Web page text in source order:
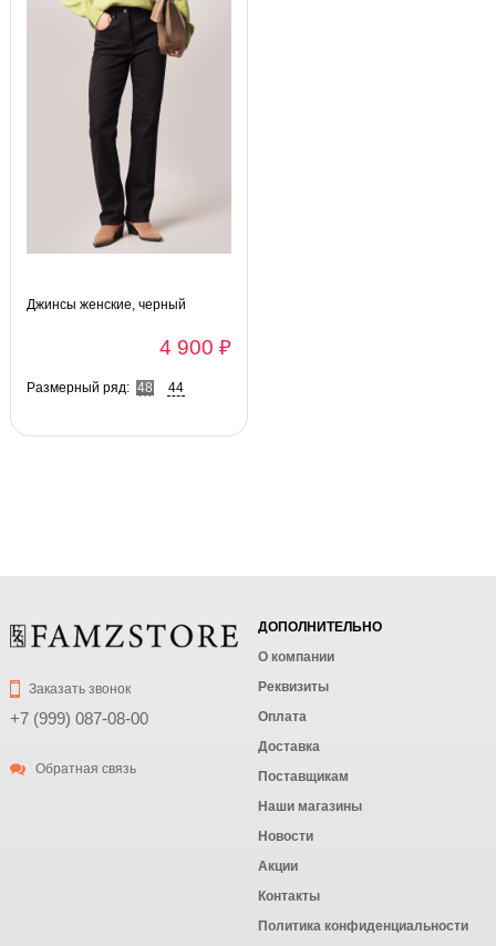
Джинсы женские, черный
4 900 ₽
Размерный ряд: 48 44
Заказать звонок
+7 (999) 087-08-00
Обратная связь
ДОПОЛНИТЕЛЬНО
О компании
Реквизиты
Оплата
Доставка
Поставщикам
Наши магазины
Новости
Акции
Контакты
Политика конфиденциальности